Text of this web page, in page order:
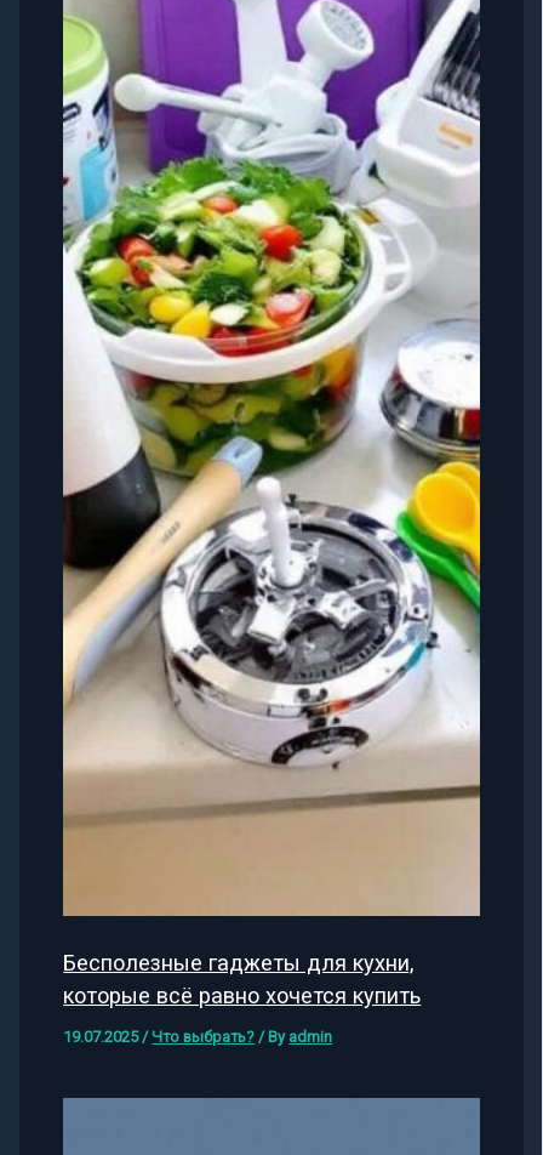
Бесполезные гаджеты для кухни,
которые всё равно хочется купить
19.07.2025/Что выбрать? / By admin